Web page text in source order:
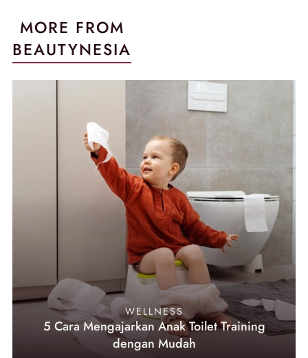
MORE FROM
BEAUTYNESIA
WELLNESS
5 Cara Mengajarkan Anak Toilet Training
dengan Mudah